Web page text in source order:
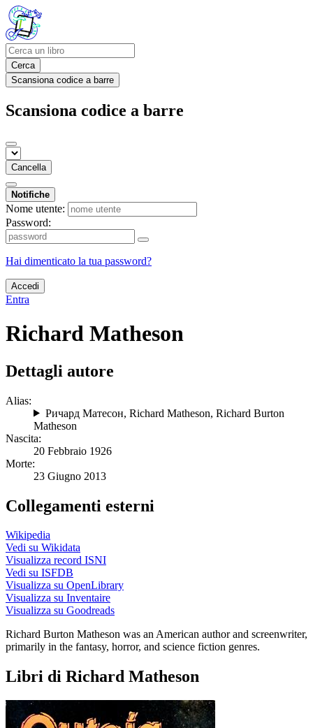
Cerca
Scansiona codice a barre
Scansiona codice a barre
Cancella
Notifiche
Nome utente:
Password:
Hai dimenticato la tua password?
Accedi
Entra
Richard Matheson
Dettagli autore
Alias:
Ричард Матесон, Richard Matheson, Richard Burton
Matheson
Nascita:
20 Febbraio 1926
Morte:
23 Giugno 2013
Collegamenti esterni
Wikipedia
Vedi su Wikidata
Visualizza record ISNI
Vedi su ISFDB
Visualizza su OpenLibrary
Visualizza su Inventaire
Visualizza su Goodreads
Richard Burton Matheson was an American author and screenwriter,
primarily in the fantasy, horror, and science fiction genres.
Libri di Richard Matheson